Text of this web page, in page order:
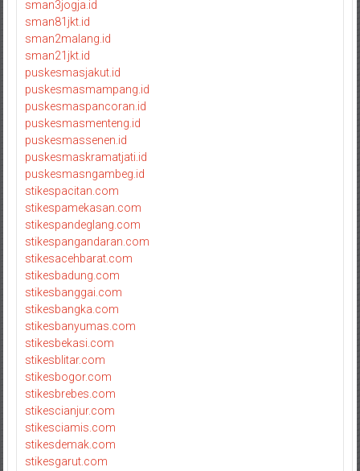
sman3jogja.id
sman81jkt.id
sman2malang.id
sman21jkt.id
puskesmasjakut.id
puskesmasmampang.id
puskesmaspancoran.id
puskesmasmenteng.id
puskesmassenen.id
puskesmaskramatjati.id
puskesmasngambeg.id
stikespacitan.com
stikespamekasan.com
stikespandeglang.com
stikespangandaran.com
stikesacehbarat.com
stikesbadung.com
stikesbanggai.com
stikesbangka.com
stikesbanyumas.com
stikesbekasi.com
stikesblitar.com
stikesbogor.com
stikesbrebes.com
stikescianjur.com
stikesciamis.com
stikesdemak.com
stikesgarut.com